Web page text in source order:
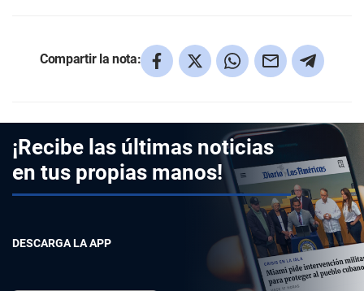
Compartir la nota:
¡Recibe las últimas noticias
en tus propias manos!
DESCARGA LA APP